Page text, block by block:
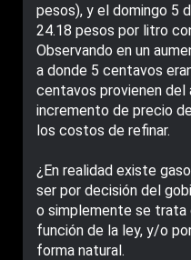
pesos), y el domingo 5
24.18 pesos por litro
Observando en un
a donde 5 centavos
centavos provienen
incremento de precio
los costos de refinar.
¿En realidad existe
ser por decisión del
o simplemente se trata
función de la ley, y/o
forma natural.